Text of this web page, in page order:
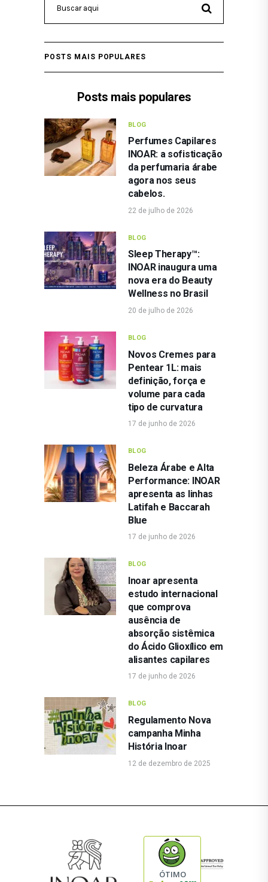
POSTS MAIS POPULARES
Posts mais populares
BLOG
Perfumes Capilares
INOAR: a sofisticação
da perfumaria árabe
agora nos seus
cabelos.
22 de julho de 2026
BLOG
Sleep Therapy™:
INOAR inaugura uma
nova era do Beauty
Wellness no Brasil
20 de julho de 2026
BLOG
Novos Cremes para
Pentear 1L: mais
definição, força e
volume para cada
tipo de curvatura
17 de junho de 2026
BLOG
Beleza Árabe e Alta
Performance: INOAR
apresenta as linhas
Latifah e Baccarah
Blue
17 de junho de 2026
BLOG
Inoar apresenta
estudo internacional
que comprova
ausência de
absorção sistêmica
do Ácido Glioxílico em
alisantes capilares
17 de junho de 2026
BLOG
Regulamento Nova
campanha Minha
História Inoar
12 de dezembro de 2025
ÓTIMO